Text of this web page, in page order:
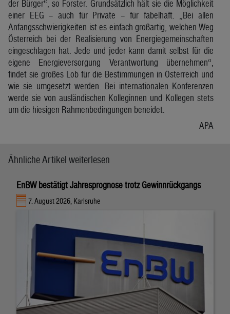
der Bürger“, so Forster. Grundsätzlich hält sie die Möglichkeit
einer EEG – auch für Private – für fabelhaft. „Bei allen
Anfangsschwierigkeiten ist es einfach großartig, welchen Weg
Österreich bei der Realisierung von Energiegemeinschaften
eingeschlagen hat. Jede und jeder kann damit selbst für die
eigene Energieversorgung Verantwortung übernehmen“,
findet sie großes Lob für die Bestimmungen in Österreich und
wie sie umgesetzt werden. Bei internationalen Konferenzen
werde sie von ausländischen Kolleginnen und Kollegen stets
um die hiesigen Rahmenbedingungen beneidet.
APA
Ähnliche Artikel weiterlesen
EnBW bestätigt Jahresprognose trotz Gewinnrückgangs
7. August 2026, Karlsruhe